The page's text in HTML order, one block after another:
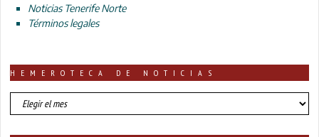
Noticias Tenerife Norte
Términos legales
HEMEROTECA DE NOTICIAS
HEMEROTECA
DE